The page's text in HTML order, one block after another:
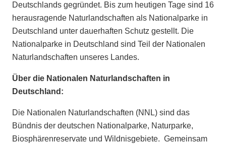
Deutschlands gegründet. Bis zum heutigen Tage sind 16
herausragende Naturlandschaften als Nationalparke in
Deutschland unter dauerhaften Schutz gestellt. Die
Nationalparke in Deutschland sind Teil der Nationalen
Naturlandschaften unseres Landes.
Über die Nationalen Naturlandschaften in
Deutschland:
Die Nationalen Naturlandschaften (NNL) sind das
Bündnis der deutschen Nationalparke, Naturparke,
Biosphärenreservate und Wildnisgebiete. Gemeinsam